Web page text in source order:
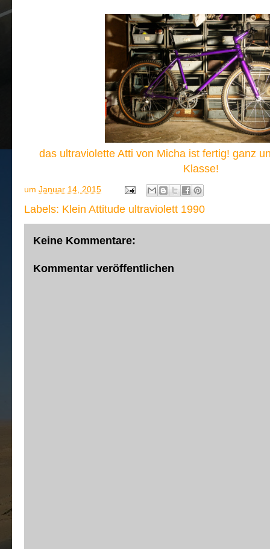
das ultraviolette Atti von Micha ist fertig! ganz
Klasse!
um Januar 14, 2015
Labels: Klein Attitude ultraviolett 1990
Keine Kommentare:
Kommentar veröffentlichen